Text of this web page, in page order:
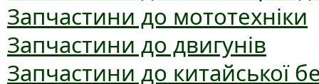
Запчастини до мототехніки
Запчастини до двигунів
Запчастини до китайської